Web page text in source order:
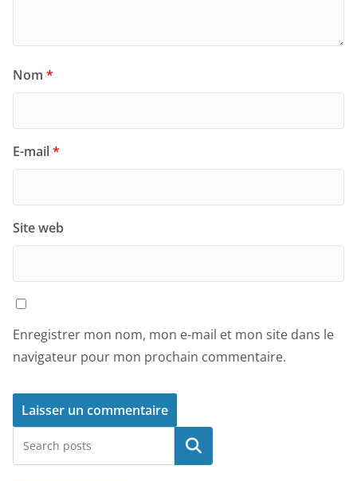
Nom *
E-mail*
Site web
Enregistrer mon nom, mon e-mail et mon site dans le
navigateur pour mon prochain commentaire.
Rechercher